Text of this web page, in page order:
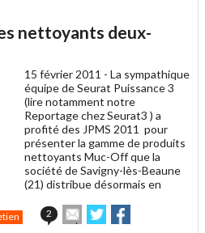
nettoyants deux-
15 février 2011 - La sympathique
équipe de Seurat Puissance 3
(lire notamment notre
Reportage chez Seurat3 ) a
profité des JPMS 2011 pour
présenter la gamme de produits
nettoyants Muc-Off que la
société de Savigny-lès-Beaune
(21) distribue désormais en
2
Envoyer
cet
Partager
sur sur